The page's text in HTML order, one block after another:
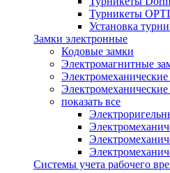
Турникеты
Установка
Замки электронные
Кодовые замки
Электромагнитные
Электромеханические
показать все
Системы учета рабочего